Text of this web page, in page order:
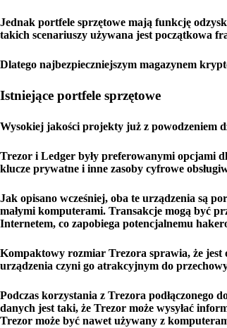
Jednak portfele sprzętowe mają funkcję
takich scenariuszy używana jest początkowa
Dlatego najbezpieczniejszym magazynem
Istniejące portfele sprzętowe
Wysokiej jakości projekty już z powodzeniem
Trezor i Ledger były preferowanymi opcjami
klucze prywatne i inne zasoby cyfrowe
Jak opisano wcześniej, oba te urządzenia są
małymi komputerami. Transakcje mogą być
Internetem, co zapobiega potencjalnemu
Kompaktowy rozmiar Trezora sprawia, że ​​jest
urządzenia czyni go atrakcyjnym do
Podczas korzystania z Trezora podłączonego
danych jest taki, że Trezor może wysyłać
Trezor może być nawet używany z